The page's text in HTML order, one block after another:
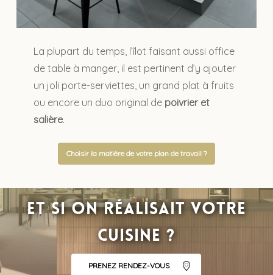
La plupart du temps, l’îlot faisant aussi office
de table à manger, il est pertinent d’y ajouter
un joli porte-serviettes, un grand plat à fruits
ou encore un duo original de poivrier et
salière.
Choisir la matière de votre plan de travail ?
Et si on réalisait votre
cuisine ?
PRENEZ RENDEZ-VOUS